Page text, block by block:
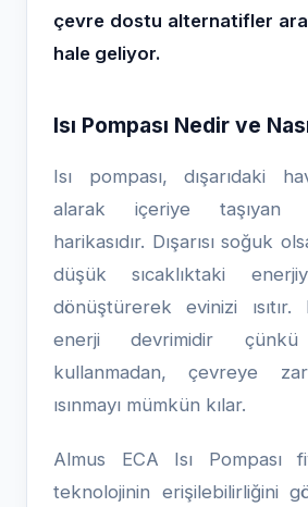
çevre dostu alternatifler
hale geliyor.
Isı Pompası Nedir ve
Isı pompası, dışarıdaki
alarak içeriye taşıyan
harikasıdır. Dışarısı soğuk
düşük sıcaklıktaki
dönüştürerek evinizi
enerji devrimidir
kullanmadan, çevreye
ısınmayı mümkün kılar.
Almus ECA Isı Pompası
teknolojinin erişilebilirliğini